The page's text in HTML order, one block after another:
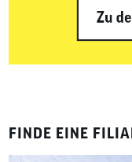
FINDE EINE